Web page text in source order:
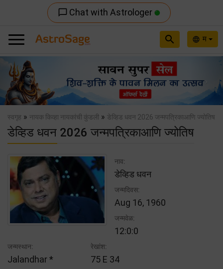
chat_bubble_outline Chat with Astrologer
language म
search
Previous
स्वगृह » नायक किव्हा नायकांची कुंडली » डेव्हिड धवन 2026 जन्मपत्रिकाआणि ज्योतिष
डेव्हिड धवन 2026 जन्मपत्रिकाआणि ज्योतिष
नाव:
डेव्हिड धवन
जन्मदिवस:
Aug 16, 1960
जन्मवेळ:
12:0:0
जन्मस्थान:
Jalandhar *
रेखांश:
75 E 34